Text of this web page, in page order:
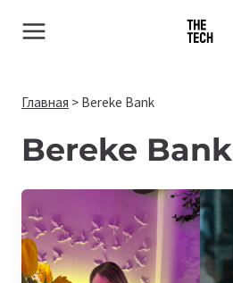
Главная > Bereke Bank
Bereke Bank